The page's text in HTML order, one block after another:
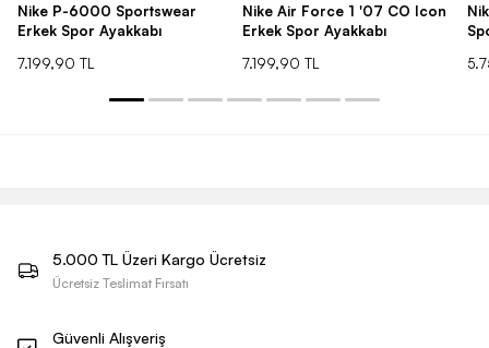
Nike P-6000 Sportswear
Erkek Spor Ayakkabı
7.199,90 TL
Nike Air Force 1 '07 CO Icon
Erkek Spor Ayakkabı
7.199,90 TL
5.000 TL Üzeri Kargo Ücretsiz
Ücretsiz Teslimat Fırsatı
Güvenli Alışveriş